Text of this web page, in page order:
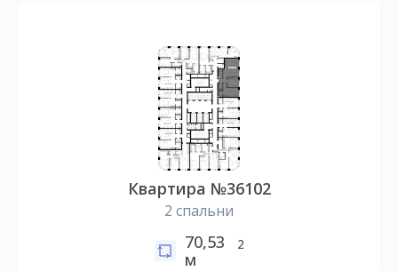
Квартира №36102
2 спальни
70,53
м
2